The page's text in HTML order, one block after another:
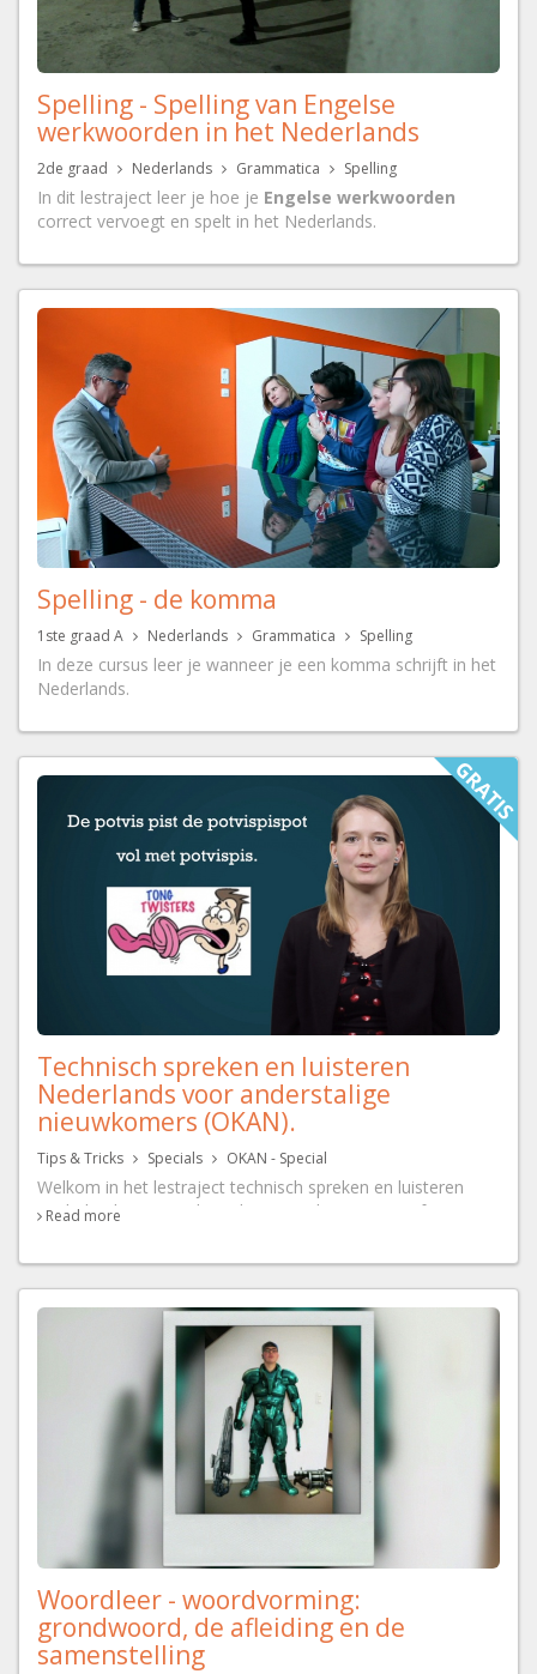
Spelling - Spelling van Engelse
werkwoorden in het Nederlands
2de graad Nederlands Grammatica Spelling
In dit lestraject leer je hoe je Engelse werkwoorden
correct vervoegt en spelt in het Nederlands.
Spelling - de komma
1ste graad A Nederlands Grammatica Spelling
In deze cursus leer je wanneer je een komma schrijft in het
Nederlands.
Technisch spreken en luisteren
Nederlands voor anderstalige
nieuwkomers (OKAN).
Tips & Tricks Specials OKAN - Special
Welkom in het lestraject technisch spreken en luisteren
Nederlands voor anderstalige nieuwkomers. In vijf
en medeklinkers. Leerkracht van dienst is Hannelore. Zij is
leerkracht Nederlands en ex-OKAN-begeleidster in het Sint-
Jozef-Klein-Seminarie in Sint-Niklaas.
Dit lestraject is een samenwerking tussen WeZooz
en het GO!.
Read more
Woordleer - woordvorming:
grondwoord, de afleiding en de
samenstelling